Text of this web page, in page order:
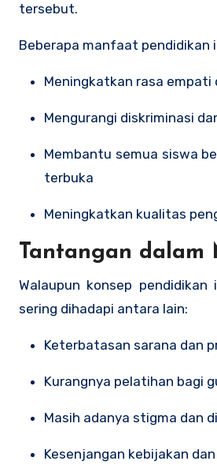
tersebut.
Beberapa manfaat pendidikan
Meningkatkan rasa
Mengurangi diskriminasi
Membantu semua siswa belajar dalam lingkungan yang beragam, menciptakan warga negara yang lebih toleran dan
terbuka
Meningkatkan kualitas
Tantangan
Walaupun konsep
sering dihadapi antara lain:
Keterbatasan sarana dan
Kurangnya pelatihan bagi
Masih adanya stigma
Kesenjangan kebijakan